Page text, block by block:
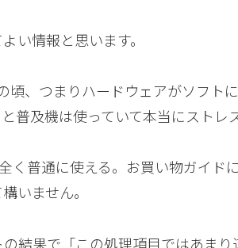
い情報と思います。
頃、つまりハードウェアがソフト
普及機は使っていて本当にストレ
く普通に使える。お買い物ガイド
いません。
結果で「この処理項目ではあま